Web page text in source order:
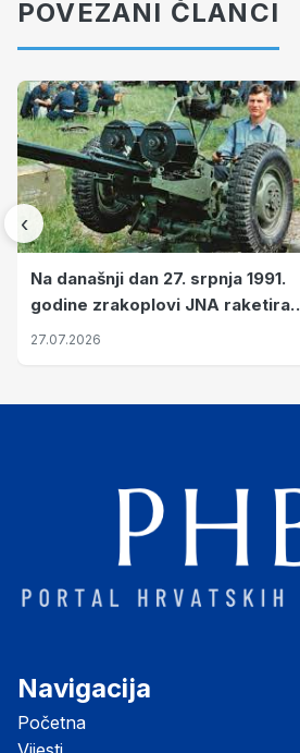
POVEZANI ČLANCI
‹
Na današnji dan 27. srpnja 1991.
godine zrakoplovi JNA raketirali
su vojarnu i obučni centar "Nikola
27.07.2026
Navigacija
Početna